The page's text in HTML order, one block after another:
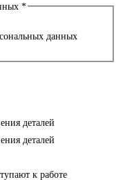
*
данных
деталей
деталей
к работе